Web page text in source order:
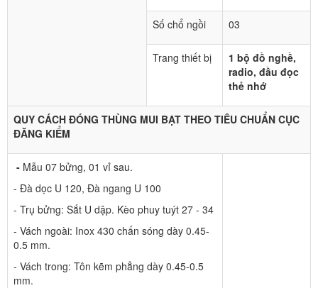
Số chổ ngồi 03
Trang thiết bị
1 bộ đồ nghề,
radio, đầu đọc
thẻ nhớ
QUY CÁCH ĐÓNG THÙNG MUI BẠT THEO TIÊU CHUẨN CỤC
ĐĂNG KIỂM
- Mẫu 07 bửng, 01 vỉ sau.
- Đà dọc U 120, Đà ngang U 100
- Trụ bửng: Sắt U dập. Kèo phuy tuýt 27 - 34
- Vách ngoài: Inox 430 chấn sóng dày 0.45-
0.5 mm.
- Vách trong: Tôn kẽm phẳng dày 0.45-0.5
mm.